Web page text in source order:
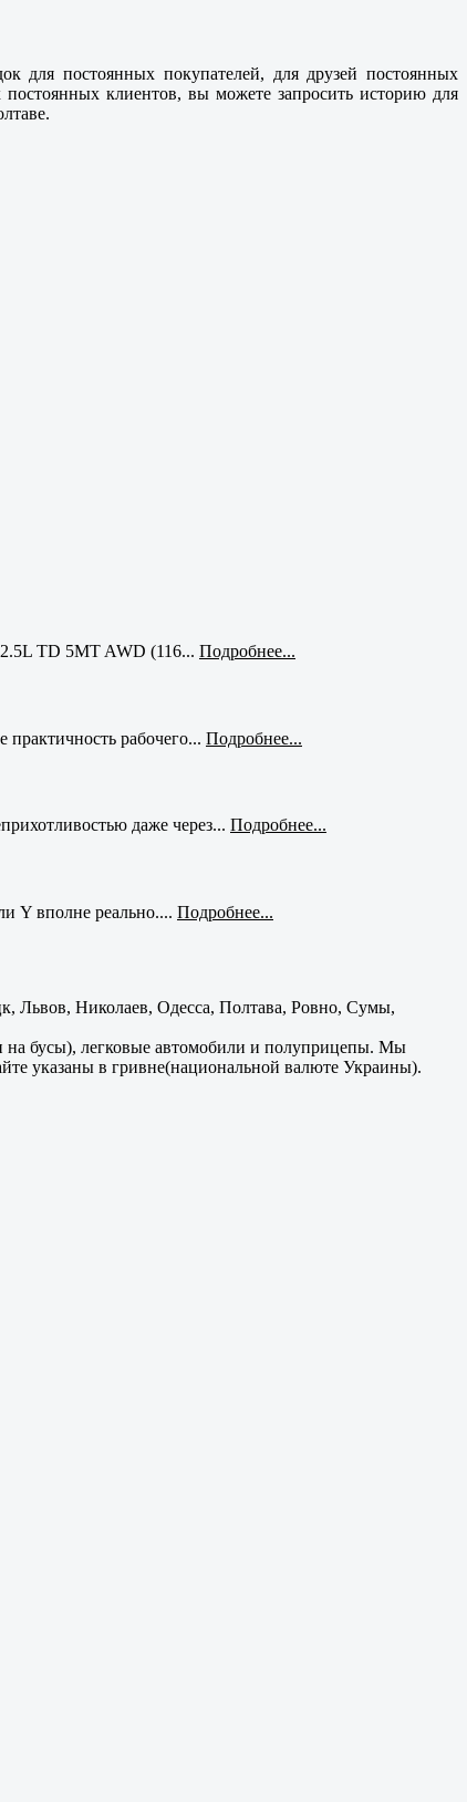
для постоянных покупателей, для друзей постоянных
клиентов, вы можете запросить историю для
.
TD 5MT AWD (116... Подробнее...
рабочего... Подробнее...
даже через... Подробнее...
Y вполне реально.... Подробнее...
Львов, Николаев, Одесса, Полтава, Ровно, Сумы,
на бусы), легковые автомобили и полуприцепы. Мы
указаны в гривне(национальной валюте Украины).